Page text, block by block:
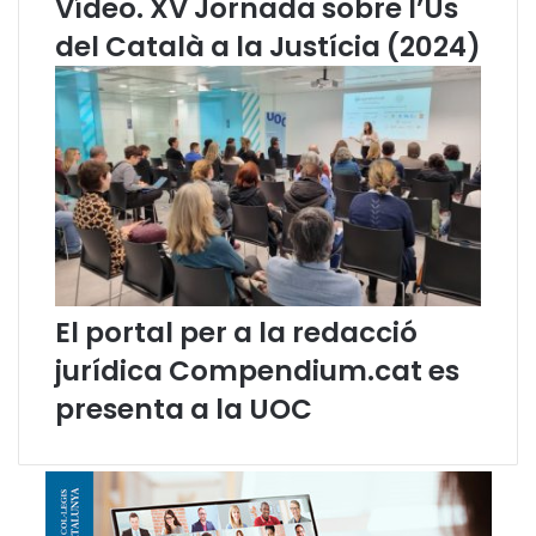
Vídeo. XV Jornada sobre l’Ús
del Català a la Justícia (2024)
El portal per a la redacció
jurídica Compendium.cat es
presenta a la UOC